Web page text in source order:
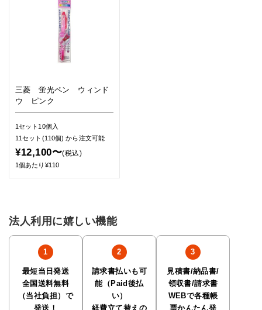
三菱 蛍光ペン ウィンド
ウ ピンク
1セット10個入
11セット(110個)から注文可能
¥12,100〜(税込)
1個あたり¥110
法人利用に嬉しい機能
最短当日発送
全国送料無料
（当社負担）で
発送！
請求書払いも可
能（Paid後払
い）
経費立て替えの
見積書/納品書/
領収書/請求書
WEBで各種帳
票かんたん発